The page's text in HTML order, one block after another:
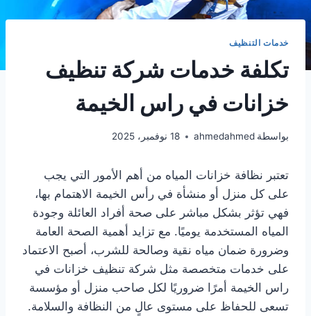
خدمات التنظيف
تكلفة خدمات شركة تنظيف
خزانات في راس الخيمة
بواسطة ahmedahmed 18 نوفمبر، 2025
تعتبر نظافة خزانات المياه من أهم الأمور التي يجب
على كل منزل أو منشأة في رأس الخيمة الاهتمام بها،
فهي تؤثر بشكل مباشر على صحة أفراد العائلة وجودة
المياه المستخدمة يوميًا. مع تزايد أهمية الصحة العامة
وضرورة ضمان مياه نقية وصالحة للشرب، أصبح الاعتماد
على خدمات متخصصة مثل شركة تنظيف خزانات في
راس الخيمة أمرًا ضروريًا لكل صاحب منزل أو مؤسسة
تسعى للحفاظ على مستوى عالٍ من النظافة والسلامة.